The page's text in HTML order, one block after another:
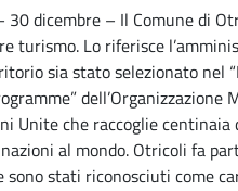
30 dicembre – Il Comune di
turismo. Lo riferisce
sia stato selezionato nel
dell’Organizzazione
Unite che raccoglie
al mondo. Otricoli fa
sono stati riconosciuti come